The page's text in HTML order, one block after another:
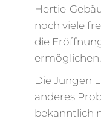
Hertie-
noch viele
die
Die Jungen
anderes
bekanntlich